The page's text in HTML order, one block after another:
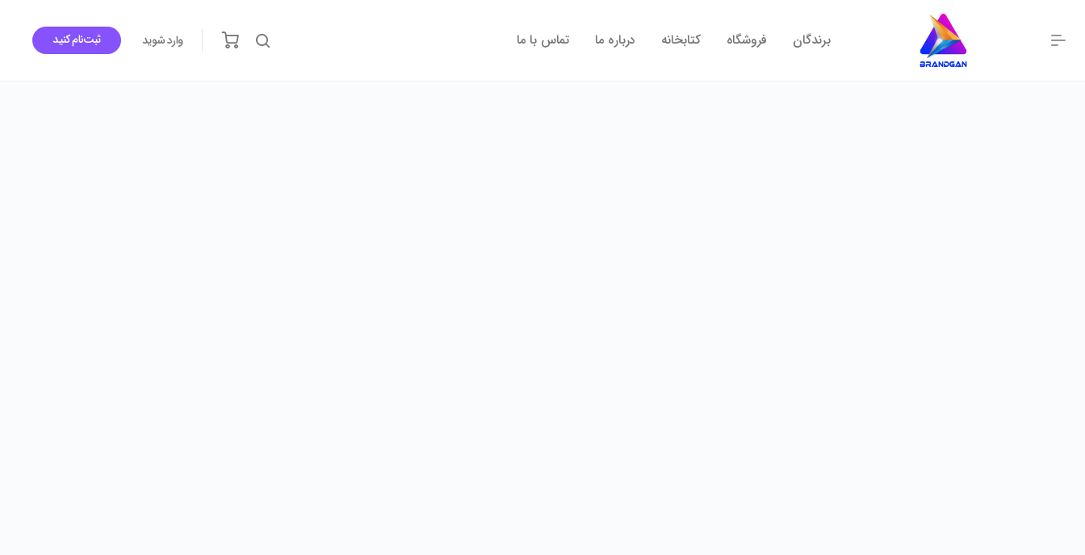
برندگان فروشگاه کتابخانه درباره ما تماس با ما وارد شوید ثبت‌نام کنید